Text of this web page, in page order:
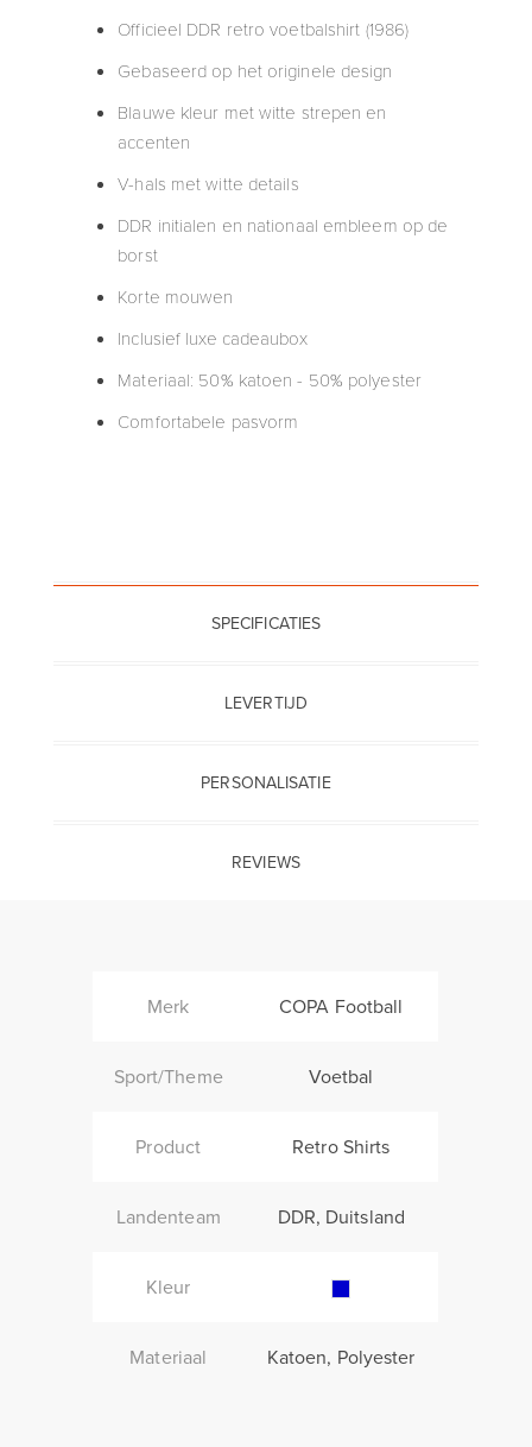
Officieel DDR retro voetbalshirt (1986)
Gebaseerd op het originele design
Blauwe kleur met witte strepen en
accenten
V-hals met witte details
DDR initialen en nationaal embleem op de
borst
Korte mouwen
Inclusief luxe cadeaubox
Materiaal: 50% katoen - 50% polyester
Comfortabele pasvorm
SPECIFICATIES
LEVERTIJD
PERSONALISATIE
REVIEWS
Merk COPA Football
Sport/Theme Voetbal
Product Retro Shirts
Landenteam DDR, Duitsland
Kleur
Materiaal Katoen, Polyester